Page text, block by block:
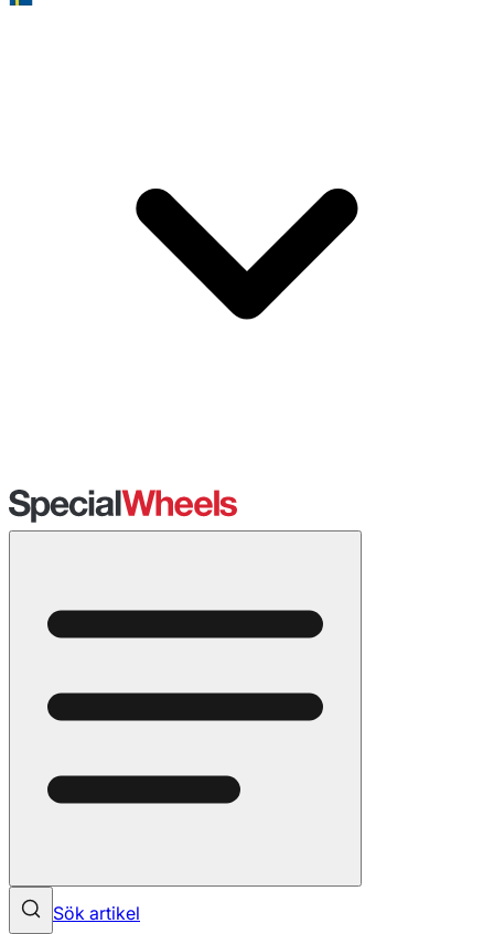
Sök artikel